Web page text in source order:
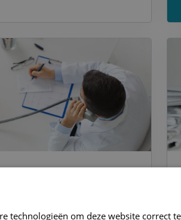
in
technologieën om deze website correct